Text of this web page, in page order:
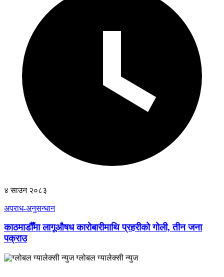
४ साउन २०८३
अपराध-अनुसन्धान
काठमाडौँमा लागूऔषध कारोबारीमाथि प्रहरीको गोली, तीन जना
पक्राउ
ग्लोबल ग्यालेक्सी न्युज